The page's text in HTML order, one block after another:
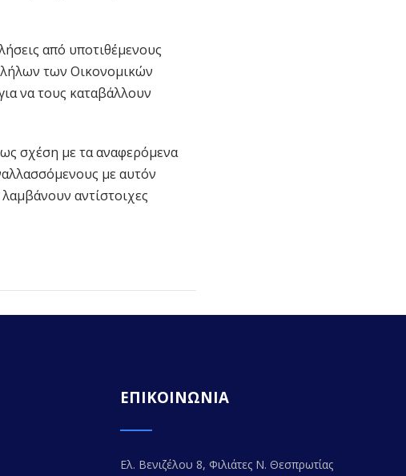
από υποτιθέμενους
των Οικονομικών
να τους καταβάλλουν
σχέση με τα αναφερόμενα
με αυτόν
αντίστοιχες
ΕΠΙΚΟΙΝΩΝΙΑ
Ελ. Βενιζέλου 8, Φιλιάτες Ν. Θεσπρωτίας